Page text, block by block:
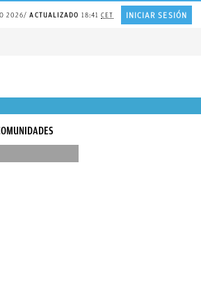
2026 ACTUALIZADO 18:41CET INICIAR SESIÓN